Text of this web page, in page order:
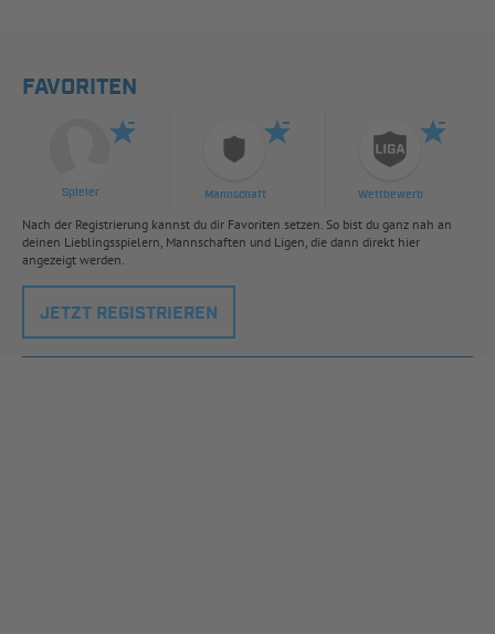
FAVORITEN
Spieler Mannschaft Wettbewerb
Nach der Registrierung kannst du dir Favoriten setzen. So bist du ganz nah an
deinen Lieblingsspielern, Mannschaften und Ligen, die dann direkt hier
angezeigt werden.
JETZT REGISTRIEREN